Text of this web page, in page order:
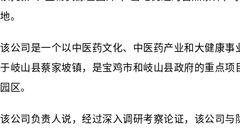
地。
该公司是一个以中医药文化、中医药产业和大健康事
于岐山县蔡家坡镇，是宝鸡市和岐山县政府的重点
园区。
该公司负责人说，经过深入调研考察论证，该公司